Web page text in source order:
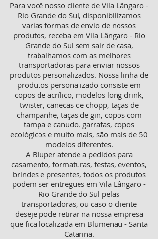
Para você nosso cliente de Vila Lângaro -
Rio Grande do Sul, disponibilizamos
varias formas de envio de nossos
produtos, receba em Vila Lângaro - Rio
Grande do Sul sem sair de casa,
trabalhamos com as melhores
transportadoras para enviar nossos
produtos personalizados. Nossa linha de
produtos personalizado consiste em
copos de acrílico, modelos long drink,
twister, canecas de chopp, taças de
champanhe, taças de gin, copos com
tampa e canudo, garrafas, copos
ecológicos e muito mais, são mais de 50
modelos diferentes.
A Bluper atende a pedidos para
casamento, formaturas, festas, eventos,
brindes e presentes, todos os produtos
podem ser entregues em Vila Lângaro -
Rio Grande do Sul pelas
transportadoras, ou caso o cliente
deseje pode retirar na nossa empresa
que fica localizada em Blumenau - Santa
Catarina.